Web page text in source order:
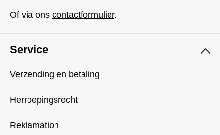
Of via ons contactformulier.
Service
Verzending en betaling
Herroepingsrecht
Reklamation